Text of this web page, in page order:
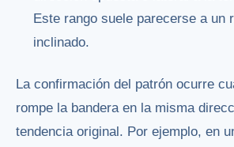
Este rango suele parecerse a un
inclinado.
La confirmación del patrón ocurre
rompe la bandera en la misma
tendencia original. Por ejemplo, en